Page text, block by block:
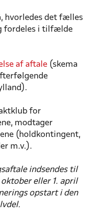
hvorledes det fælles
fordeles i tilfælde
af aftale (skema
for
modtager
(holdkontingent,
m.v.).
indsendes til
oktober eller 1. april
opstart i den